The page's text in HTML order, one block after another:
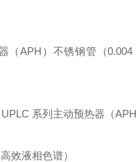
（APH）不锈钢管（
系列主动预热器（
效液相色谱）